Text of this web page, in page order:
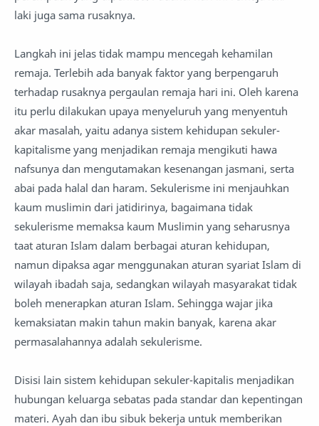
laki juga sama rusaknya.
Langkah ini jelas tidak mampu mencegah kehamilan
remaja. Terlebih ada banyak faktor yang berpengaruh
terhadap rusaknya pergaulan remaja hari ini. Oleh karena
itu perlu dilakukan upaya menyeluruh yang menyentuh
akar masalah, yaitu adanya sistem kehidupan sekuler-
kapitalisme yang menjadikan remaja mengikuti hawa
nafsunya dan mengutamakan kesenangan jasmani, serta
abai pada halal dan haram. Sekulerisme ini menjauhkan
kaum muslimin dari jatidirinya, bagaimana tidak
sekulerisme memaksa kaum Muslimin yang seharusnya
taat aturan Islam dalam berbagai aturan kehidupan,
namun dipaksa agar menggunakan aturan syariat Islam di
wilayah ibadah saja, sedangkan wilayah masyarakat tidak
boleh menerapkan aturan Islam. Sehingga wajar jika
kemaksiatan makin tahun makin banyak, karena akar
permasalahannya adalah sekulerisme.
Disisi lain sistem kehidupan sekuler-kapitalis menjadikan
hubungan keluarga sebatas pada standar dan kepentingan
materi. Ayah dan ibu sibuk bekerja untuk memberikan